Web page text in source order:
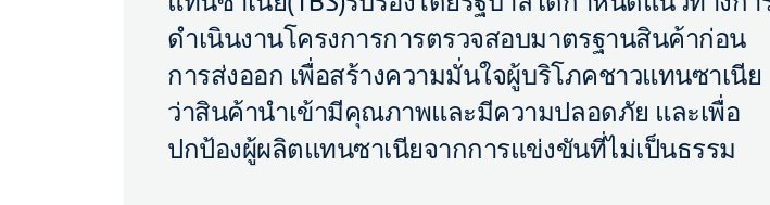
ดำเนินงานโครงการการตรวจสอบมาตรฐานสินค้าก่อน
การส่งออก เพื่อสร้างความมั่นใจผู้บริโภคชาวแทนซาเนีย
ว่าสินค้านำเข้ามีคุณภาพและมีความปลอดภัย และเพื่อ
ปกป้องผู้ผลิตแทนซาเนียจากการแข่งขันที่ไม่เป็นธรรม